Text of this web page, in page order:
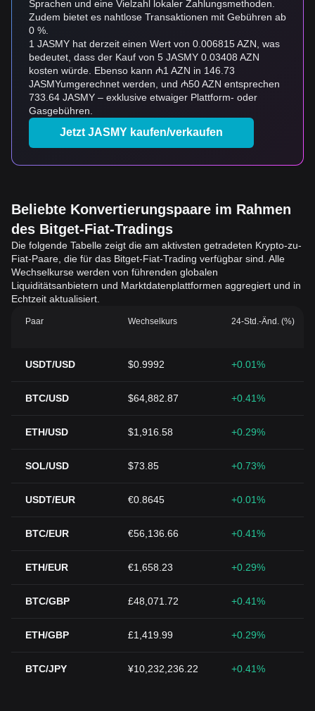
Sprachen und eine Vielzahl lokaler Zahlungsmethoden.
Zudem bietet es nahtlose Transaktionen mit Gebühren ab
0 %.
1 JASMY hat derzeit einen Wert von 0.006815 AZN, was
bedeutet, dass der Kauf von 5 JASMY 0.03408 AZN
kosten würde. Ebenso kann ₼1 AZN in 146.73
JASMYumgerechnet werden, und ₼50 AZN entsprechen
733.64 JASMY – exklusive etwaiger Plattform- oder
Gasgebühren.
Jetzt JASMY kaufen/verkaufen
Beliebte Konvertierungspaare im Rahmen
des Bitget-Fiat-Tradings
Die folgende Tabelle zeigt die am aktivsten getradeten Krypto-zu-
Fiat-Paare, die für das Bitget-Fiat-Trading verfügbar sind. Alle
Wechselkurse werden von führenden globalen
Liquiditätsanbietern und Marktdatenplattformen aggregiert und in
Echtzeit aktualisiert.
Paar Wechselkurs 24-Std.-Änd. (%)
USDT/USD $0.9992 +0.01%
BTC/USD $64,882.87 +0.41%
ETH/USD $1,916.58 +0.29%
SOL/USD $73.85 +0.73%
USDT/EUR €0.8645 +0.01%
BTC/EUR €56,136.66 +0.41%
ETH/EUR €1,658.23 +0.29%
BTC/GBP £48,071.72 +0.41%
ETH/GBP £1,419.99 +0.29%
BTC/JPY ¥10,232,236.22 +0.41%